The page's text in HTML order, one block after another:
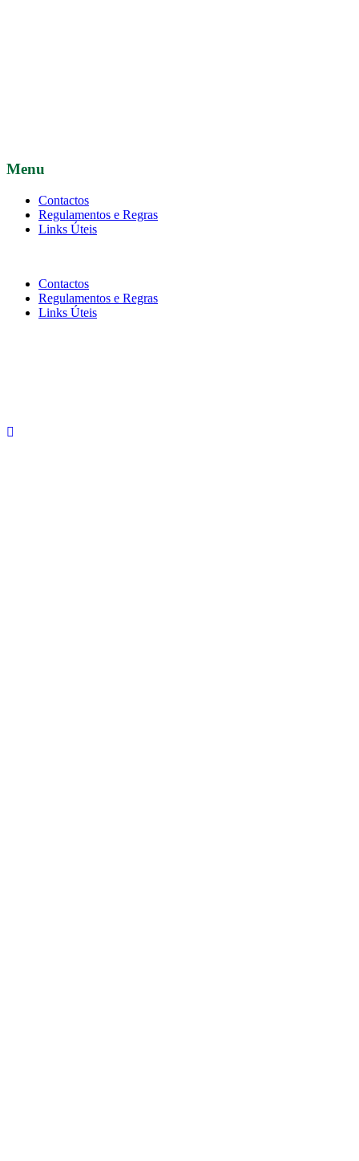
Menu
Contactos
Regulamentos e Regras
Links Úteis
Contactos
Regulamentos e Regras
Links Úteis